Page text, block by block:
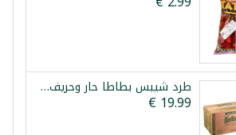
طرد شيبس بطاطا حار وحريف فانتازيا 12×90غ